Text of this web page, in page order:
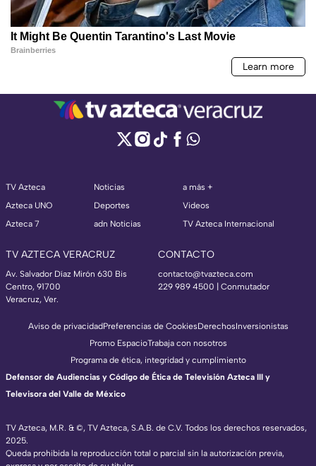
TV Azteca
Azteca UNO
Azteca 7
Noticias
Deportes
adn Noticias
a más +
Videos
TV Azteca Internacional
TV AZTECA VERACRUZ
Av. Salvador Díaz Mirón 630 Bis
Centro, 91700
Veracruz, Ver.
CONTACTO
contacto@tvazteca.com
229 989 4500 | Conmutador
TV Azteca, M.R. & ©, TV Azteca, S.A.B. de C.V. Todos los derechos reservados,
2025.
Queda prohibida la reproducción total o parcial sin la autorización previa,
Aviso de privacidadPreferencias de CookiesDerechosInversionistas
Promo EspacioTrabaja con nosotros
Programa de ética, integridad y cumplimiento
Defensor de Audiencias y Código de Ética de Televisión Azteca III y
Televisora del Valle de México